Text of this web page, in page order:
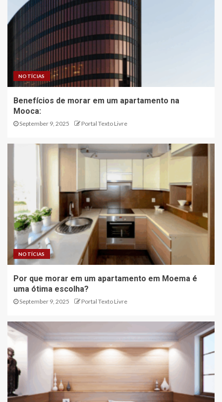
NOTÍCIAS
Benefícios de morar em um apartamento na
Mooca:
September 9, 2025 Portal Texto Livre
NOTÍCIAS
Por que morar em um apartamento em Moema é
uma ótima escolha?
September 9, 2025 Portal Texto Livre